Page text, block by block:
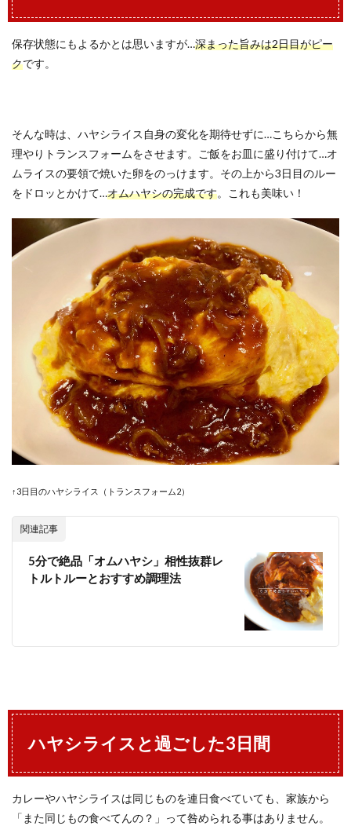
保存状態にもよるかとは思いますが…深まった旨みは2日目がピー
クです。
そんな時は、ハヤシライス自身の変化を期待せずに…こちらから無
理やりトランスフォームをさせます。ご飯をお皿に盛り付けて…オ
ムライスの要領で焼いた卵をのっけます。その上から3日目のルー
をドロッとかけて…オムハヤシの完成です。これも美味い！
↑3日目のハヤシライス（トランスフォーム2）
関連記事
5分で絶品「オムハヤシ」相性抜群レ
トルトルーとおすすめ調理法
ハヤシライスと過ごした3日間
カレーやハヤシライスは同じものを連日食べていても、家族から
「また同じもの食べてんの？」って咎められる事はありません。